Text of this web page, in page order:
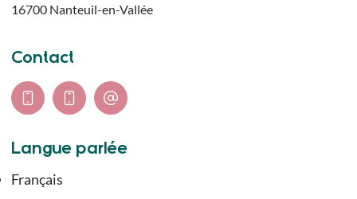
16700 Nanteuil-en-Vallée
Contact
Langue parlée
Français